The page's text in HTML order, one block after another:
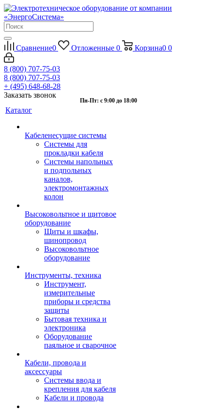
Сравнение0 Отложенные 0 Корзина0 0
8 (800) 707-75-03
8 (800) 707-75-03
+ (495) 648-68-28
Заказать звонок
Пн-Пт: с 9:00 до 18:00
Каталог
Кабеленесущие системы
Системы для
прокладки кабеля
Системы напольных
и подпольных
каналов,
электромонтажных
колон
Высоковольтное и щитовое
оборудование
Щиты и шкафы,
шинопровод
Высоковольтное
оборудование
Инструменты, техника
Инструмент,
измерительные
приборы и средства
защиты
Бытовая техника и
электроника
Оборудование
паяльное и сварочное
Кабели, провода и
аксессуары
Системы ввода и
крепления для кабеля
Кабели и провода